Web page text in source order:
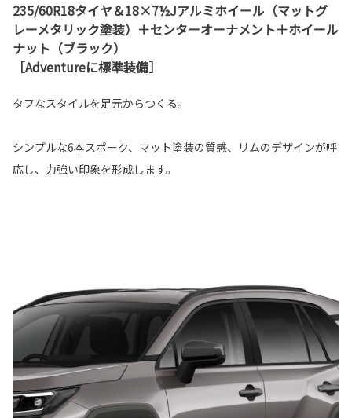
235/60R18タイヤ＆18×7½Jアルミホイール（マットグ
レーメタリック塗装）＋センターオーナメント＋ホイール
ナット（ブラック）
［Adventureに標準装備］
タフなスタイルを足元からつくる。
シンプルな6本スポーク、マット塗装の質感、リムのデザインが呼
応し、力強い印象を形成します。